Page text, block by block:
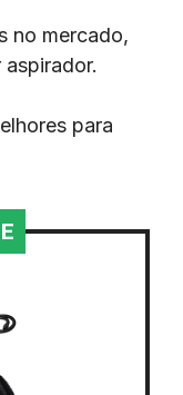
no mercado,
para